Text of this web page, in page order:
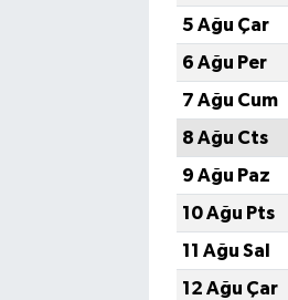
5 Ağu Çar
6 Ağu Per
7 Ağu Cum
8 Ağu Cts
9 Ağu Paz
10 Ağu Pts
11 Ağu Sal
12 Ağu Çar